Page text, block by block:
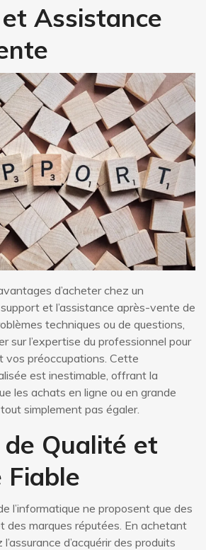
Assistance
d’acheter chez un
et l’assistance après-vente de
techniques ou de questions,
sur l’expertise du professionnel pour
vos préoccupations. Cette
est inestimable, offrant la
les achats en ligne ou en grande
simplement pas égaler.
Qualité et
Fiable
l’informatique ne proposent que des
des marques réputées. En achetant
d’acquérir des produits